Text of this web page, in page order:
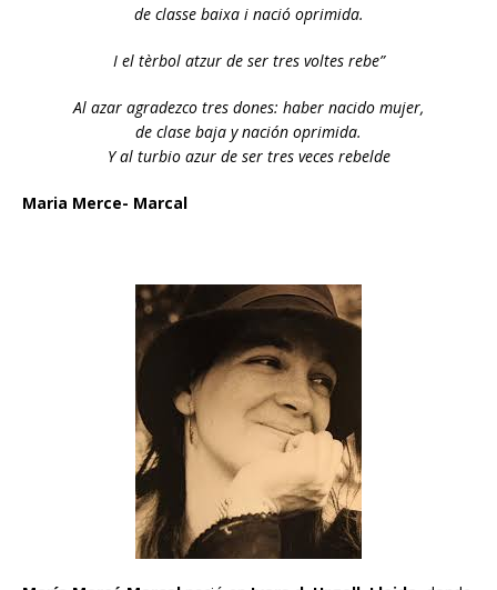
de classe baixa i nació oprimida.
I el tèrbol atzur de ser tres voltes rebe”
Al azar agradezco tres dones: haber nacido mujer,
de clase baja y nación oprimida.
Y al turbio azur de ser tres veces rebelde
Maria Merce- Marcal